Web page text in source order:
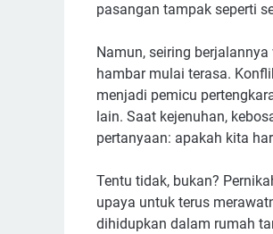
pasangan tampak seperti
Namun, seiring
hambar mulai terasa.
menjadi pemicu
lain. Saat kejenuhan,
pertanyaan: apakah kita
Tentu tidak, bukan?
upaya untuk terus
dihidupkan dalam rumah